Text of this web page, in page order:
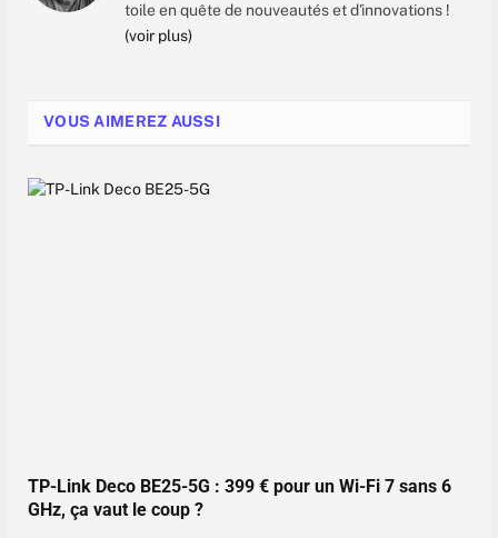
toile en quête de nouveautés et d'innovations !
(voir plus)
VOUS AIMEREZ AUSSI
TP-Link Deco BE25-5G : 399 € pour un Wi-Fi 7 sans 6
GHz, ça vaut le coup ?